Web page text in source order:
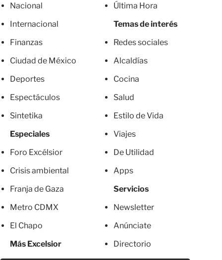
Nacional
Internacional
Finanzas
Ciudad de México
Deportes
Espectáculos
Sintetika
Especiales
Foro Excélsior
Crisis ambiental
Franja de Gaza
Metro CDMX
El Chapo
Más Excelsior
Última Hora
Temas de interés
Redes sociales
Alcaldías
Cocina
Salud
Estilo de Vida
Viajes
De Utilidad
Apps
Servicios
Newsletter
Anúnciate
Directorio